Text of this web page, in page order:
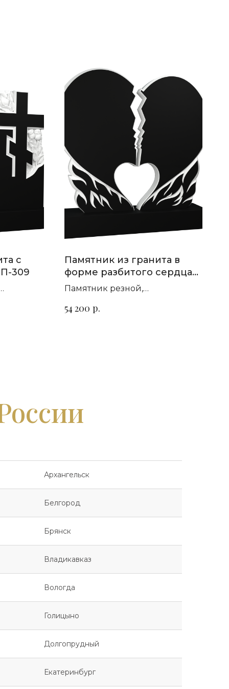
с
309
Памятник из гранита в
форме разбитого сердца
П-183
Памятник резной,
на выбор
54 200 р.
Архангельск
Белгород
Брянск
Владикавказ
Вологда
Голицыно
Долгопрудный
Екатеринбург